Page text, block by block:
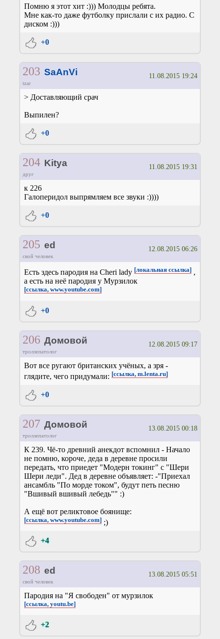
Помню я этот хит :))) Молодцы ребята.
Мне как-то даже футболку прислали с их радио. С
диском :)))
+0
203 SaAnVi
tzar
11.08.2015 19:24
> Доставляющий срач
Выпилен?
+0
204 Kitya
друг
11.08.2015 19:31
к 226
Галоперидол выпрямляем все звуки :))))
+0
205 ed
свой человек
12.08.2015 06:26
Есть здесь пародия на Cheri lady [локальная ссылка] ,
а есть на неё пародия у Мурзилок
[ссылка, www.youtube.com]
+0
206 Домовой
троллепатолог
12.08.2015 09:17
Вот все ругают британских учёных, а зря -
глядите, чего придумали: [ссылка, m.lenta.ru]
+0
207 Домовой
троллепатолог
13.08.2015 00:18
К 239. Чё-то древний анекдот вспомнил - Начало
не помню, короче, деда в деревне просили
передать, что приедет "Модерн токинг" с "Шери
Шери леди". Дед в деревне объявляет: -"Приехал
ансамбль "По морде током", будут петь песню
"Вшивый вшивый лебедь"" :)
А ещё вот реликтовое боянище:
[ссылка, www.youtube.com] ;)
+4
208 ed
свой человек
13.08.2015 05:51
Пародия на "Я свободен" от мурзилок
[ссылка, youtu.be]
+2